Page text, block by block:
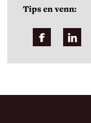
Tips en venn: